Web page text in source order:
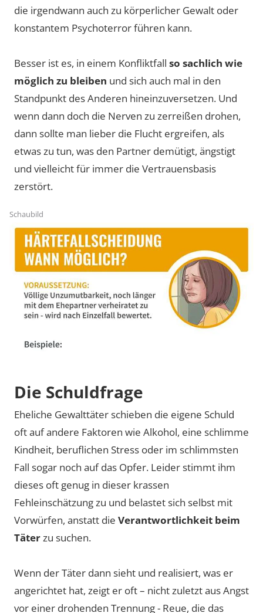
Schaubild
die irgendwann auch zu körperlicher Gewalt oder
konstantem Psychoterror führen kann.
Besser ist es, in einem Konfliktfall so sachlich wie
möglich zu bleiben und sich auch mal in den
Standpunkt des Anderen hineinzuversetzen. Und
wenn dann doch die Nerven zu zerreißen drohen,
dann sollte man lieber die Flucht ergreifen, als
etwas zu tun, was den Partner demütigt, ängstigt
und vielleicht für immer die Vertrauensbasis
zerstört.
Die Schuldfrage
Eheliche Gewalttäter schieben die eigene Schuld
oft auf andere Faktoren wie Alkohol, eine schlimme
Kindheit, beruflichen Stress oder im schlimmsten
Fall sogar noch auf das Opfer. Leider stimmt ihm
dieses oft genug in dieser krassen
Fehleinschätzung zu und belastet sich selbst mit
Vorwürfen, anstatt die Verantwortlichkeit beim
Täter zu suchen.
Wenn der Täter dann sieht und realisiert, was er
angerichtet hat, zeigt er oft – nicht zuletzt aus Angst
vor einer drohenden Trennung - Reue, die das